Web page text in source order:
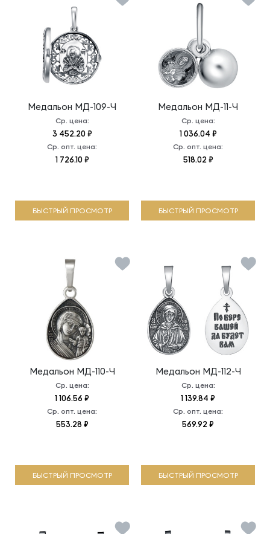
Медальон МД-109-Ч
Ср. цена:
3 452.20 ₽
Ср. опт. цена:
1 726.10 ₽
БЫСТРЫЙ ПРОСМОТР
Медальон МД-11-Ч
Ср. цена:
1 036.04 ₽
Ср. опт. цена:
518.02 ₽
БЫСТРЫЙ ПРОСМОТР
Медальон МД-110-Ч
Ср. цена:
1 106.56 ₽
Ср. опт. цена:
553.28 ₽
БЫСТРЫЙ ПРОСМОТР
Медальон МД-112-Ч
Ср. цена:
1 139.84 ₽
Ср. опт. цена:
569.92 ₽
БЫСТРЫЙ ПРОСМОТР